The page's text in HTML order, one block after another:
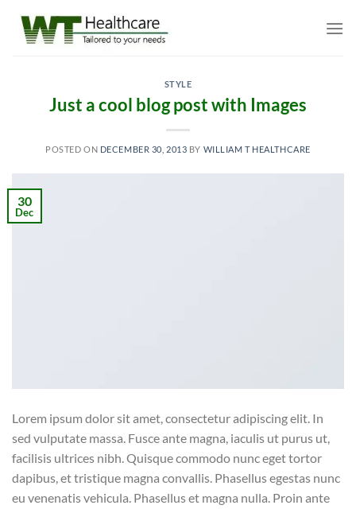
content
STYLE
Just a cool blog post with Images
POSTED ON DECEMBER 30, 2013 BY WILLIAM T HEALTHCARE
30
Dec
Lorem ipsum dolor sit amet, consectetur adipiscing elit. In
sed vulputate massa. Fusce ante magna, iaculis ut purus ut,
facilisis ultrices nibh. Quisque commodo nunc eget tortor
dapibus, et tristique magna convallis. Phasellus egestas nunc
eu venenatis vehicula. Phasellus et magna nulla. Proin ante